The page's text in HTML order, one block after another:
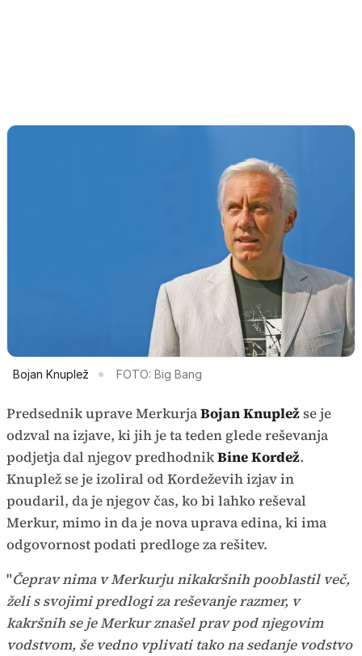
Bojan Knuplež FOTO: Big Bang
Predsednik uprave MerkurjaBojan Knupležse je
odzval na izjave, ki jih je ta teden glede reševanja
podjetja dal njegov predhodnikBine Kordež.
Knuplež se je izoliral od Kordeževih izjav in
poudaril, da je njegov čas, ko bi lahko reševal
Merkur, mimo in da je nova uprava edina, ki ima
odgovornost podati predloge za rešitev.
"Čeprav nima v Merkurju nikakršnih pooblastil več,
želi s svojimi predlogi za reševanje razmer, v
kakršnih se je Merkur znašel prav pod njegovim
vodstvom, še vedno vplivati tako na sedanje vodstvo